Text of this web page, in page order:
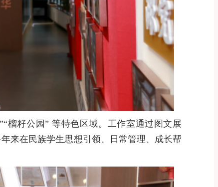
”“榴籽公园” 等特色区域。工作室通过图文展
来在民族学生思想引领、日常管理、成长帮